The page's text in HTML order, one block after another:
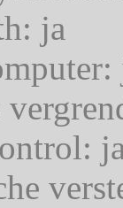
ja
ja